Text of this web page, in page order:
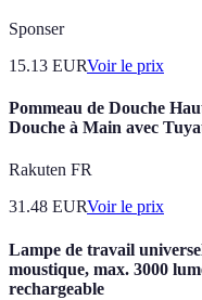
Sponser
15.13 EURVoir le prix
Pommeau de Douche
Douche à Main avec
Rakuten FR
31.48 EURVoir le prix
Lampe de travail
moustique, max. 3000
rechargeable